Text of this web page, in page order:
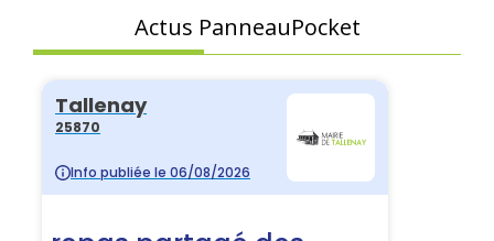
Actus PanneauPocket